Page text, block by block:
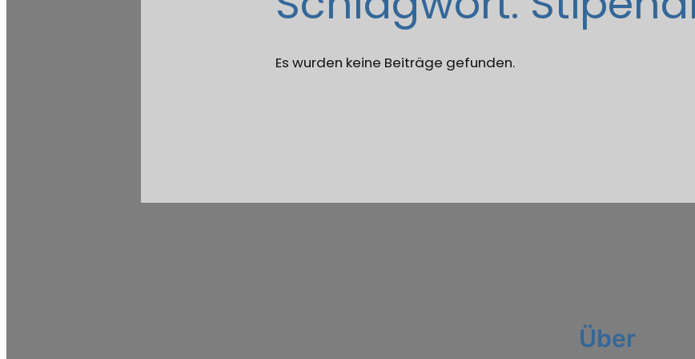
Es wurden keine Beiträge gefunden.
Über